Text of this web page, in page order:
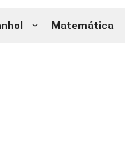
Matemática